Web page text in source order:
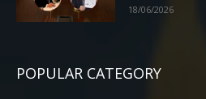
18/06/2026
POPULAR CATEGORY